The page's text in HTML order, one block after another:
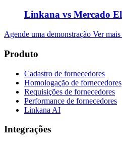
Linkana vs Mercado
Agende uma demonstração Ver mais
Produto
Cadastro de fornecedores
Homologação de fornecedores
Requisições de fornecedores
Performance de fornecedores
Linkana AI
Integrações